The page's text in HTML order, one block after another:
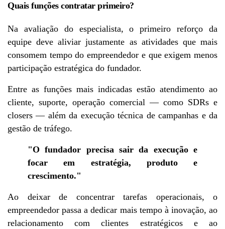
Quais funções contratar primeiro?
Na avaliação do especialista, o primeiro reforço da
equipe deve aliviar justamente as atividades que mais
consomem tempo do empreendedor e que exigem menos
participação estratégica do fundador.
Entre as funções mais indicadas estão atendimento ao
cliente, suporte, operação comercial — como SDRs e
closers — além da execução técnica de campanhas e da
gestão de tráfego.
"O fundador precisa sair da execução e
focar em estratégia, produto e
crescimento."
Ao deixar de concentrar tarefas operacionais, o
empreendedor passa a dedicar mais tempo à inovação, ao
relacionamento com clientes estratégicos e ao